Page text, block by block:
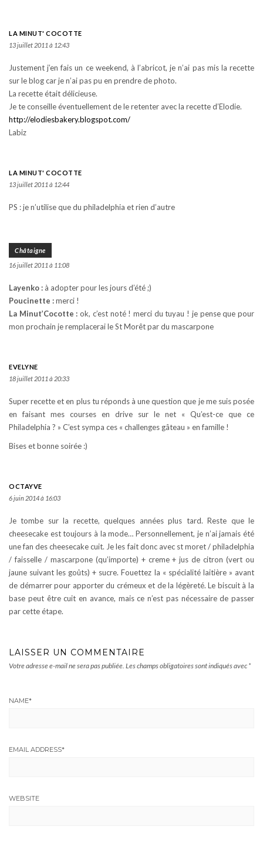
LA MINUT' COCOTTE
13 juillet 2011 à 12:43
Justement j’en fais un ce weekend, à l’abricot, je n’ai pas mis la recette
sur le blog car je n’ai pas pu en prendre de photo.
La recette était délicieuse.
Je te conseille éventuellement de le retenter avec la recette d’Elodie.
http://elodiesbakery.blogspot.com/
Labiz
LA MINUT' COCOTTE
13 juillet 2011 à 12:44
PS : je n’utilise que du philadelphia et rien d’autre
Châtaigne
16 juillet 2011 à 11:08
Layenko : à adopter pour les jours d’été ;)
Poucinette :merci !
La Minut’Cocotte : ok, c’est noté ! merci du tuyau ! je pense que pour
mon prochain je remplacerai le St Morêt par du mascarpone
EVELYNE
18 juillet 2011 à 20:33
Super recette et en plus tu réponds à une question que je me suis posée
en faisant mes courses en drive sur le net « Qu’est-ce que ce
Philadelphia ? » C’est sympa ces « challenges gâteau » en famille !
Bises et bonne soirée :)
OCTAYVE
6 juin 2014 à 16:03
Je tombe sur la recette, quelques années plus tard. Reste que le
cheesecake est toujours à la mode… Personnellement, je n’ai jamais été
une fan des cheesecake cuit. Je les fait donc avec st moret / philadelphia
/ faisselle / mascarpone (qu’importe) + creme + jus de citron (vert ou
jaune suivant les goûts) + sucre. Fouettez la « spécialité laitière » avant
de démarrer pour apporter du crémeux et de la légèreté. Le biscuit à la
base peut être cuit en avance, mais ce n’est pas nécessaire de passer
par cette étape.
LAISSER UN COMMENTAIRE
Votre adresse e-mail ne sera pas publiée. Les champs obligatoires sont indiqués avec *
NAME*
EMAIL ADDRESS*
WEBSITE